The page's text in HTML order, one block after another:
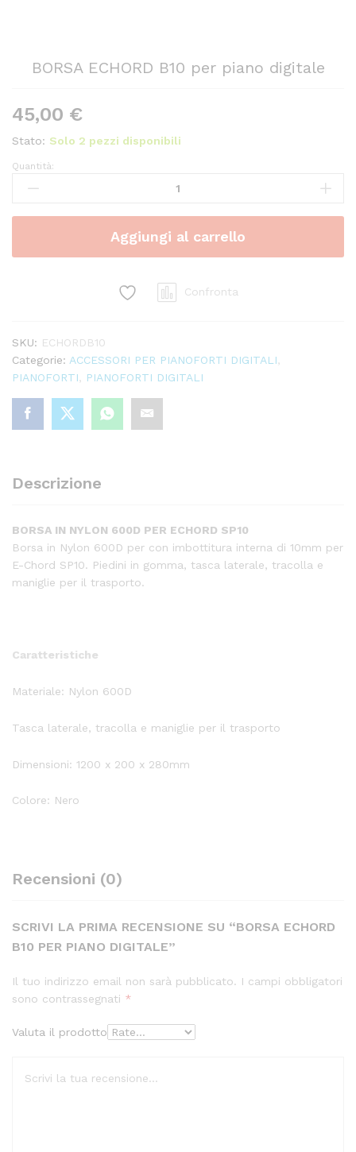
BORSA ECHORD B10 per piano digitale
45,00 €
Stato: Solo 2 pezzi disponibili
BORSA
ECHORD
per
digitale
Quantità:
Aggiungi al carrello
Confronta
SKU: ECHORDB10
Categorie: ACCESSORI PER PIANOFORTI DIGITALI
PIANOFORTI
PIANOFORTI DIGITALI
Descrizione
BORSA IN NYLON 600D PER ECHORD SP10
Borsa in Nylon 600D per con imbottitura interna di 10mm per
E-Chord SP10. Piedini in gomma, tasca laterale, tracolla e
maniglie per il trasporto.
Caratteristiche
Materiale: Nylon 600D
Tasca laterale, tracolla e maniglie per il trasporto
Dimensioni: 1200 x 200 x 280mm
Colore: Nero
Recensioni (0)
SCRIVI LA PRIMA RECENSIONE SU “BORSA ECHORD
B10 PER PIANO DIGITALE”
Il tuo indirizzo email non sarà pubblicato. I campi obbligatori
sono contrassegnati *
Valuta il prodotto